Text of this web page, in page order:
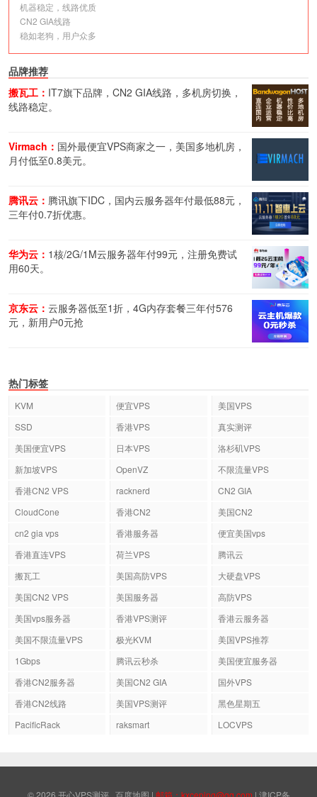
机器稳定，线路优质
CN2 GIA线路
稳如老狗，用户众多
品牌推荐
搬瓦工： IT7旗下品牌，CN2 GIA线路，多机房切换，
线路稳定。
Virmach： 国外最便宜VPS商家之一，美国多地机房，
月付低至0.8美元。
腾讯云： 腾讯旗下IDC，国内云服务器年付最低88元，
三年付0.7折优惠。
华为云： 1核/2G/1M云服务器年付99元，注册免费试
用60天。
京东云： 云服务器低至1折，4G内存套餐三年付576
元，新用户0元抢
热门标签
KVM 便宜VPS
美国VPS
SSD
香港VPS
真实测评
美国便宜VPS
日本VPS
洛杉矶VPS
新加坡VPS
OpenVZ
不限流量VPS
香港CN2 VPS
racknerd
CN2 GIA
CloudCone
香港CN2
美国CN2
cn2 gia vps
香港服务器
便宜美国vps
香港直连VPS
荷兰VPS
腾讯云
搬瓦工
美国高防VPS
大硬盘VPS
美国CN2 VPS
美国服务器
高防VPS
美国vps服务器
香港VPS测评
香港云服务器
美国不限流量VPS
极光KVM
美国VPS推荐
1Gbps
腾讯云秒杀
美国便宜服务器
香港CN2服务器
美国CN2 GIA
国外VPS
香港CN2线路
美国VPS测评
黑色星期五
PacificRack
raksmart LOCVPS
© 2026 开心VPS测评 百度地图 | 邮箱：kxceping@qq.com | 津ICP备